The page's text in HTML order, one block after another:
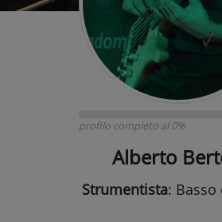
profilo completo al 0%
Alberto
Strumentista: Basso